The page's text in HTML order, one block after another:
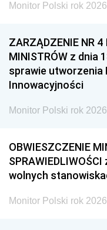
Monitor Polski rok
ZARZĄDZENIE NR 4
MINISTRÓW z dnia
sprawie utworzenia
Innowacyjności
Monitor Polski rok
OBWIESZCZENIE
wolnych
Monitor Polski rok